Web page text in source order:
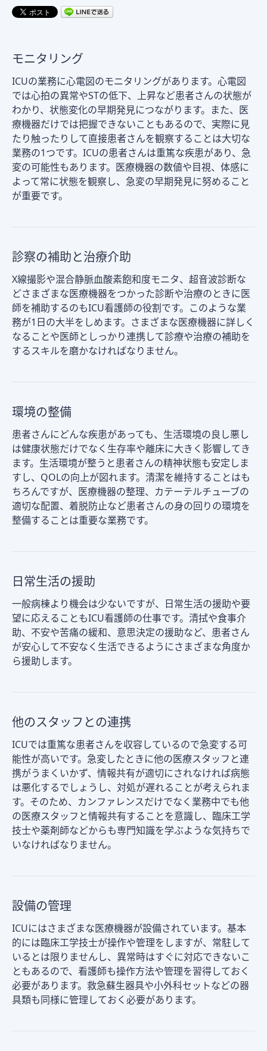
モニタリング
ICUの業務に心電図のモニタリングがあります。心電図
では心拍の異常やSTの低下、上昇など患者さんの状態が
わかり、状態変化の早期発見につながります。また、医
療機器だけでは把握できないこともあるので、実際に見
たり触ったりして直接患者さんを観察することは大切な
業務の1つです。ICUの患者さんは重篤な疾患があり、急
変の可能性もあります。医療機器の数値や目視、体感に
よって常に状態を観察し、急変の早期発見に努めること
が重要です。
診察の補助と治療介助
X線撮影や混合静脈血酸素飽和度モニタ、超音波診断な
どさまざまな医療機器をつかった診断や治療のときに医
師を補助するのもICU看護師の役割です。このような業
務が1日の大半をしめます。さまざまな医療機器に詳しく
なることや医師としっかり連携して診療や治療の補助を
するスキルを磨かなければなりません。
環境の整備
患者さんにどんな疾患があっても、生活環境の良し悪し
は健康状態だけでなく生存率や離床に大きく影響してき
ます。生活環境が整うと患者さんの精神状態も安定しま
すし、QOLの向上が図れます。清潔を維持することはも
ちろんですが、医療機器の整理、カテーテルチューブの
適切な配置、着脱防止など患者さんの身の回りの環境を
整備することは重要な業務です。
日常生活の援助
一般病棟より機会は少ないですが、日常生活の援助や要
望に応えることもICU看護師の仕事です。清拭や食事介
助、不安や苦痛の緩和、意思決定の援助など、患者さん
が安心して不安なく生活できるようにさまざまな角度か
ら援助します。
他のスタッフとの連携
ICUでは重篤な患者さんを収容しているので急変する可
能性が高いです。急変したときに他の医療スタッフと連
携がうまくいかず、情報共有が適切にされなければ病態
は悪化するでしょうし、対処が遅れることが考えられま
す。そのため、カンファレンスだけでなく業務中でも他
の医療スタッフと情報共有することを意識し、臨床工学
技士や薬剤師などからも専門知識を学ぶような気持ちで
いなければなりません。
設備の管理
ICUにはさまざまな医療機器が設備されています。基本
的には臨床工学技士が操作や管理をしますが、常駐して
いるとは限りませんし、異常時はすぐに対応できないこ
ともあるので、看護師も操作方法や管理を習得しておく
必要があります。救急蘇生器具や小外科セットなどの器
具類も同様に管理しておく必要があります。